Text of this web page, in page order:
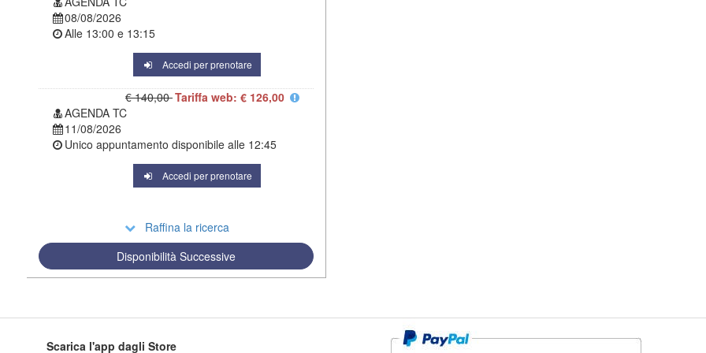
08/08/2026
Alle 13:00 e 13:15
Accedi per prenotare
€ 140,00Tariffa web: € 126,00
AGENDA TC
11/08/2026
Unico appuntamento disponibile alle 12:45
Accedi per prenotare
Raffina la ricerca
Disponibilità Successive
Scarica l'app dagli Store